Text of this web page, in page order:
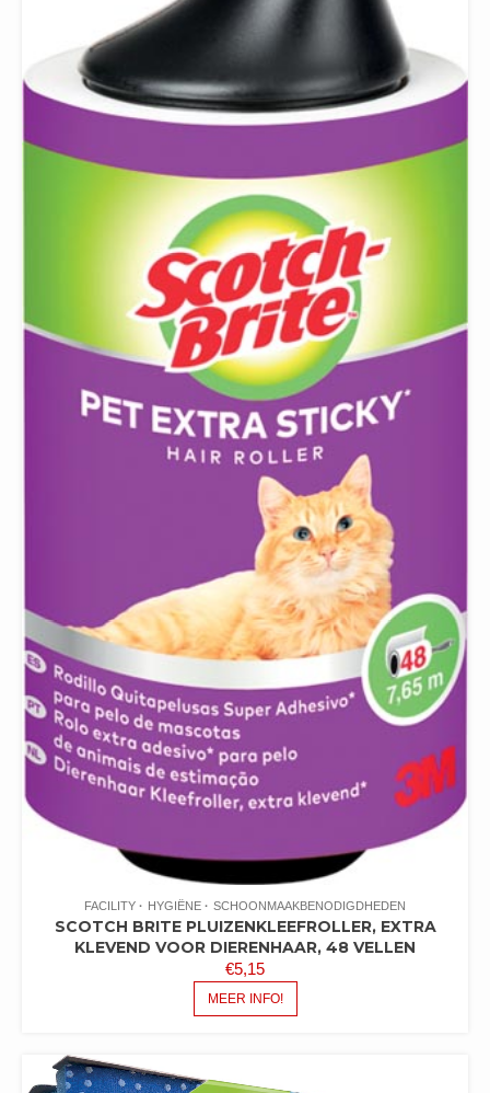
FACILITY HYGIËNE SCHOONMAAKBENODIGDHEDEN
SCOTCH BRITE PLUIZENKLEEFROLLER, EXTRA
KLEVEND VOOR DIERENHAAR, 48 VELLEN
€5,15
MEER INFO!